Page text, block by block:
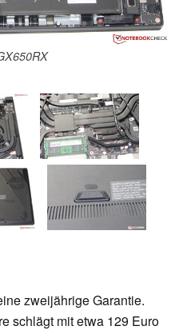
zweijährige Garantie.
schlägt mit etwa 129 Euro